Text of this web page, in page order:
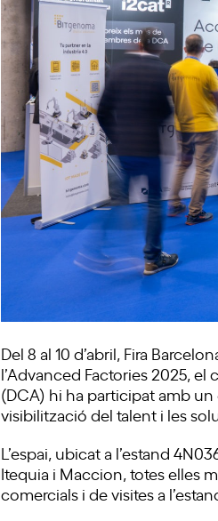
Del 8 al 10 d’abril, Fira
l’Advanced Factories 2025,
(DCA) hi ha participat amb
visibilització del talent i les
L’espai, ubicat a l’estand
Itequia i Maccion, totes elles
comercials i de visites a